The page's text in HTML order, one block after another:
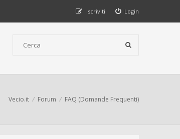
Login
Iscriviti
Vecio.it Forum FAQ (Domande Frequenti)